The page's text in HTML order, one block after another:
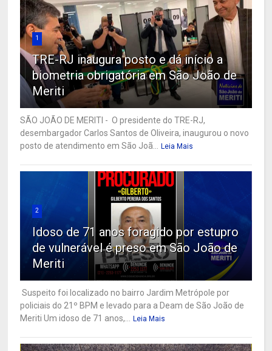
1
TRE-RJ inaugura posto e dá início a
biometria obrigatória em São João de
Meriti
SÃO JOÃO DE MERITI - O presidente do TRE-RJ,
desembargador Carlos Santos de Oliveira, inaugurou o novo
posto de atendimento em São Joã... Leia Mais
2
Idoso de 71 anos foragido por estupro
de vulnerável é preso em São João de
Meriti
Suspeito foi localizado no bairro Jardim Metrópole por
policiais do 21º BPM e levado para a Deam de São João de
Meriti Um idoso de 71 anos,... Leia Mais